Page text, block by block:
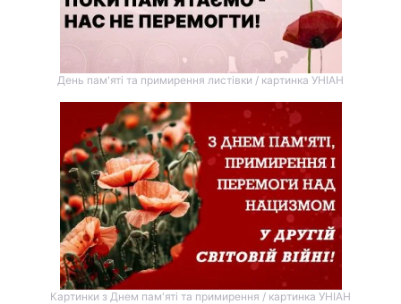
День пам'яті та примирення листівки / картинка УНІАН
Картинки з Днем пам'яті та примирення / картинка УНІАН